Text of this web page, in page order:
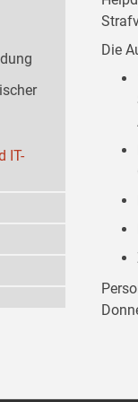
Die
IT-